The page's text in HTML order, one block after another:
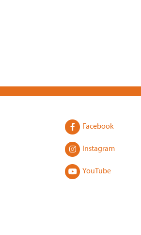
Facebook
Instagram
YouTube